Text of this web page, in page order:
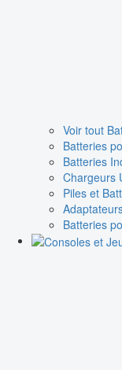
Voir tout
Batteries
Batteries
Chargeurs
Piles et
Batteries